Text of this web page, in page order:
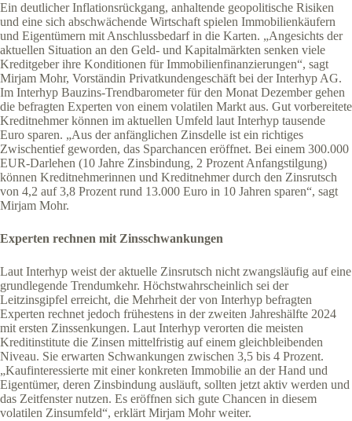
Ein deutlicher Inflationsrückgang, anhaltende geopolitische Risiken
und eine sich abschwächende Wirtschaft spielen Immobilienkäufern
und Eigentümern mit Anschlussbedarf in die Karten. „Angesichts der
aktuellen Situation an den Geld- und Kapitalmärkten senken viele
Kreditgeber ihre Konditionen für Immobilienfinanzierungen“, sagt
Mirjam Mohr, Vorständin Privatkundengeschäft bei der Interhyp AG.
Im Interhyp Bauzins-Trendbarometer für den Monat Dezember gehen
die befragten Experten von einem volatilen Markt aus. Gut vorbereitete
Kreditnehmer können im aktuellen Umfeld laut Interhyp tausende
Euro sparen. „Aus der anfänglichen Zinsdelle ist ein richtiges
Zwischentief geworden, das Sparchancen eröffnet. Bei einem 300.000
EUR-Darlehen (10 Jahre Zinsbindung, 2 Prozent Anfangstilgung)
können Kreditnehmerinnen und Kreditnehmer durch den Zinsrutsch
von 4,2 auf 3,8 Prozent rund 13.000 Euro in 10 Jahren sparen“, sagt
Mirjam Mohr.
Experten rechnen mit Zinsschwankungen
Laut Interhyp weist der aktuelle Zinsrutsch nicht zwangsläufig auf eine
grundlegende Trendumkehr. Höchstwahrscheinlich sei der
Leitzinsgipfel erreicht, die Mehrheit der von Interhyp befragten
Experten rechnet jedoch frühestens in der zweiten Jahreshälfte 2024
mit ersten Zinssenkungen. Laut Interhyp verorten die meisten
Kreditinstitute die Zinsen mittelfristig auf einem gleichbleibenden
Niveau. Sie erwarten Schwankungen zwischen 3,5 bis 4 Prozent.
„Kaufinteressierte mit einer konkreten Immobilie an der Hand und
Eigentümer, deren Zinsbindung ausläuft, sollten jetzt aktiv werden und
das Zeitfenster nutzen. Es eröffnen sich gute Chancen in diesem
volatilen Zinsumfeld“, erklärt Mirjam Mohr weiter.